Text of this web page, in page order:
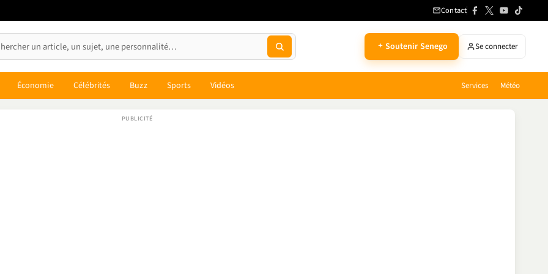
Contact
Soutenir Senego Se connecter
Économie Célébrités Buzz Sports Vidéos Services Météo